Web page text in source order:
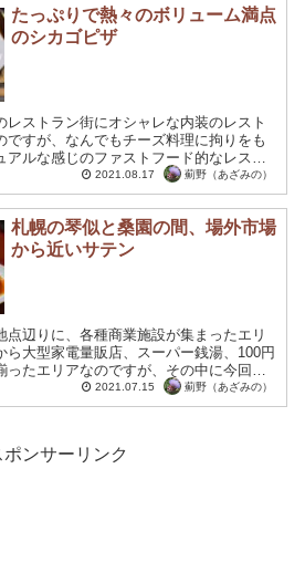
たっぷりで熱々のボリューム満点
のシカゴピザ
レストラン街にオシャレな内装のレスト
ですが、なんでもチーズ料理に拘りをも
アルな感じのファストフード的なレスト
サービスのお店ですが席数はかなりあり
2021.08.17 薊野（あざみの）
札幌の琴似と桑園の間、場外市場
から近いサテン
点辺りに、各種商業施設が集まったエリ
ら大型家電量販店、スーパー銭湯、100円
ったエリアなのですが、その中に今回訪
二十四軒店も含まているのです。 ...
2021.07.15 薊野（あざみの）
ポンサーリンク